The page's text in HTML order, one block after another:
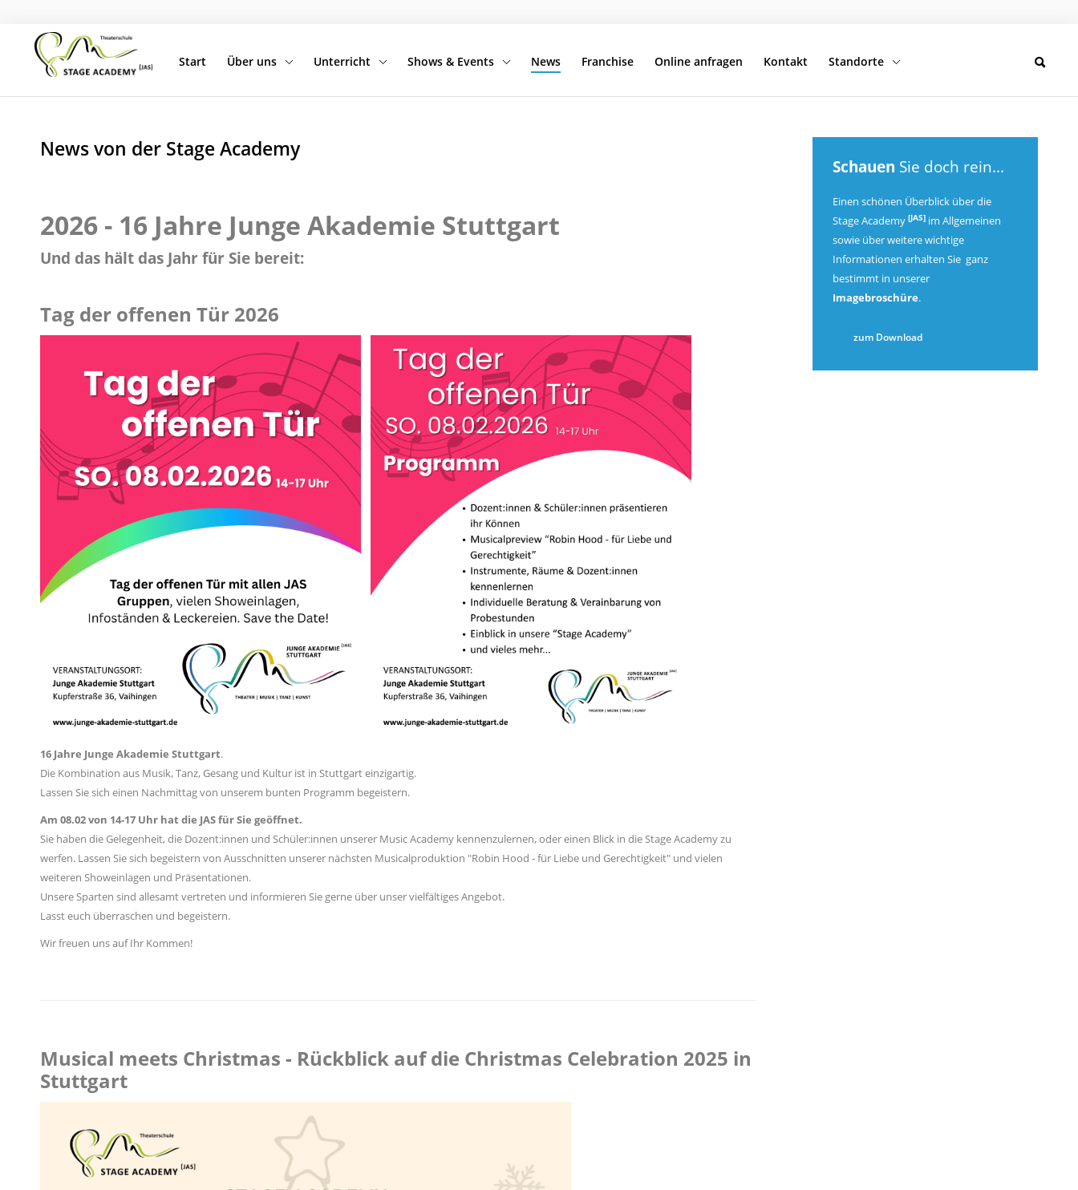
Online anfragen
Start Über uns Unterricht Shows & Events News Franchise Online anfragen Kontakt Standorte
News von der Stage Academy
2026 - 16 Jahre Junge Akademie Stuttgart
Und das hält das Jahr für Sie bereit:
Tag der offenen Tür 2026
16 Jahre Junge Akademie Stuttgart.
Die Kombination aus Musik, Tanz, Gesang und Kultur ist in Stuttgart einzigartig.
Lassen Sie sich einen Nachmittag von unserem bunten Programm begeistern.
Am 08.02 von 14-17 Uhr hat die JAS für Sie geöffnet.
Sie haben die Gelegenheit, die Dozent:innen und Schüler:innen unserer Music Academy kennenzulernen, oder einen Blick in die Stage Academy zu
werfen. Lassen Sie sich begeistern von Ausschnitten unserer nächsten Musicalproduktion "Robin Hood - für Liebe und Gerechtigkeit" und vielen
weiteren Showeinlagen und Präsentationen.
Unsere Sparten sind allesamt vertreten und informieren Sie gerne über unser vielfältiges Angebot.
Lasst euch überraschen und begeistern.
Wir freuen uns auf Ihr Kommen!
Musical meets Christmas - Rückblick auf die Christmas Celebration 2025 in
Stuttgart
Schauen Sie doch rein...
Einen schönen Überblick über die
Stage Academy [JAS] im Allgemeinen
sowie über weitere wichtige
Informationen erhalten Sie ganz
bestimmt in unserer
Imagebroschüre.
zum Download